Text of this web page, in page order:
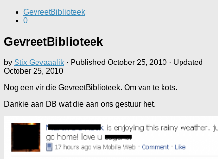
GevreetBiblioteek
0
GevreetBiblioteek
by Stix Gevaaalik · Published October 25, 2010 · Updated
October 25, 2010
Nog een vir die GevreetBiblioteek. Om van te kots.
Dankie aan DB wat die aan ons gestuur het.